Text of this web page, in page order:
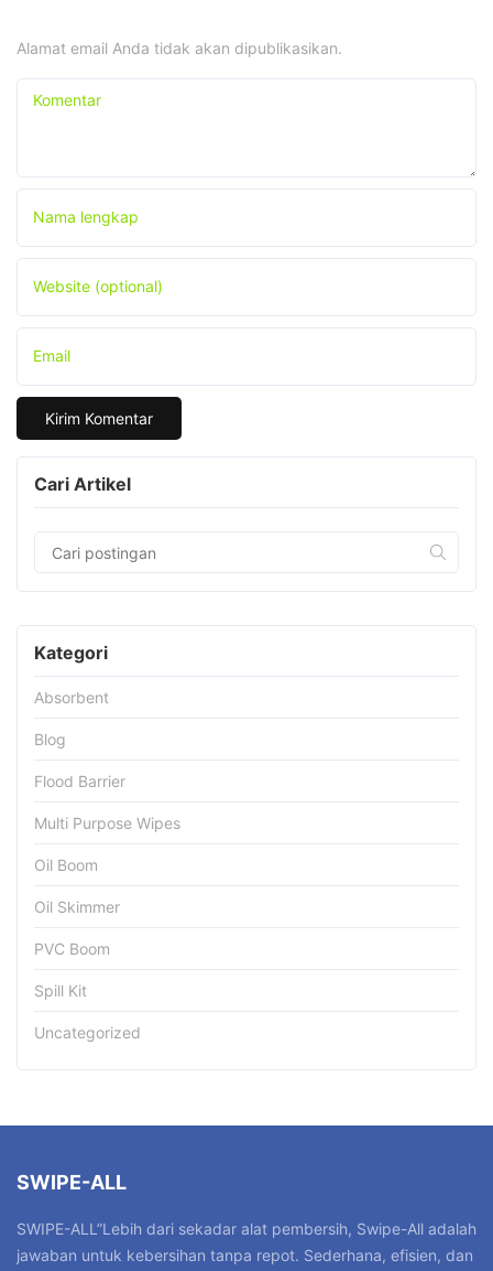
Alamat email Anda tidak akan dipublikasikan.
Komentar
Nama lengkap
Website (optional)
Email
Cari Artikel
Kategori
Absorbent
Blog
Flood Barrier
Multi Purpose Wipes
Oil Boom
Oil Skimmer
PVC Boom
Spill Kit
Uncategorized
SWIPE-ALL
SWIPE-ALL”Lebih dari sekadar alat pembersih, Swipe-All adalah
jawaban untuk kebersihan tanpa repot. Sederhana, efisien, dan